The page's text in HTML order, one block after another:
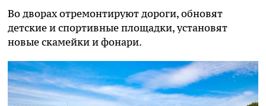
Во дворах отремонтируют дороги, обновят
детские и спортивные площадки, установят
новые скамейки и фонари.